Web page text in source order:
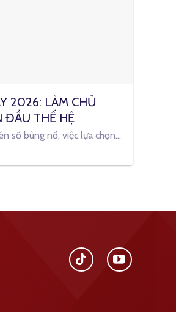
2026: LÀM CHỦ
ĐẦU THẾ HỆ
số bùng nổ, việc lựa chọn